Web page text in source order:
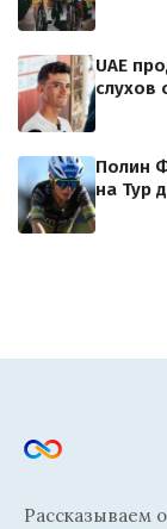
UAE
слухов
Полин
на Тур
Рассказываем